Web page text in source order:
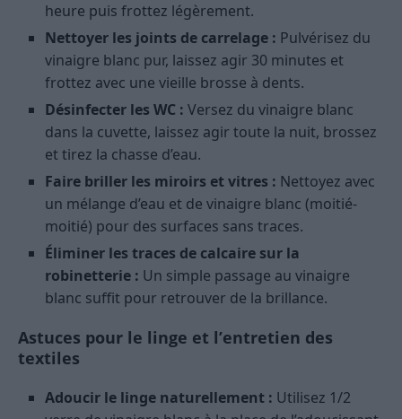
heure puis frottez légèrement.
Nettoyer les joints de carrelage : Pulvérisez du
vinaigre blanc pur, laissez agir 30 minutes et
frottez avec une vieille brosse à dents.
Désinfecter les WC : Versez du vinaigre blanc
dans la cuvette, laissez agir toute la nuit, brossez
et tirez la chasse d’eau.
Faire briller les miroirs et vitres : Nettoyez avec
un mélange d’eau et de vinaigre blanc (moitié-
moitié) pour des surfaces sans traces.
Éliminer les traces de calcaire sur la
robinetterie : Un simple passage au vinaigre
blanc suffit pour retrouver de la brillance.
Astuces pour le linge et l’entretien des
textiles
Adoucir le linge naturellement : Utilisez 1/2